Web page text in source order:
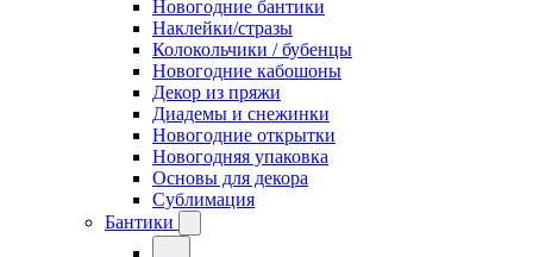
Новогодние бантики
Наклейки/стразы
Колокольчики / бубенцы
Новогодние кабошоны
Декор из пряжи
Диадемы и снежинки
Новогодние открытки
Новогодняя упаковка
Основы для декора
Сублимация
Бантики